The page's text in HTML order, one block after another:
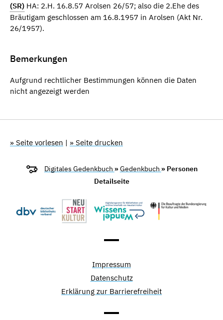
(SR) HA: 2.H. 16.8.57 Arolsen 26/57; also die 2.Ehe des
Bräutigam geschlossen am 16.8.1957 in Arolsen (Akt Nr.
26/1957).
Bemerkungen
Aufgrund rechtlicher Bestimmungen können die Daten
nicht angezeigt werden
» Seite vorlesen | » Seite drucken
Digitales Gedenkbuch »Gedenkbuch » Personen
Detailseite
Impressum
Datenschutz
Erklärung zur Barrierefreiheit